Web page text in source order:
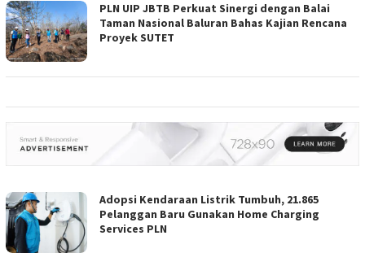
PLN UIP JBTB Perkuat Sinergi dengan Balai
Taman Nasional Baluran Bahas Kajian Rencana
Proyek SUTET
Adopsi Kendaraan Listrik Tumbuh, 21.865
Pelanggan Baru Gunakan Home Charging
Services PLN